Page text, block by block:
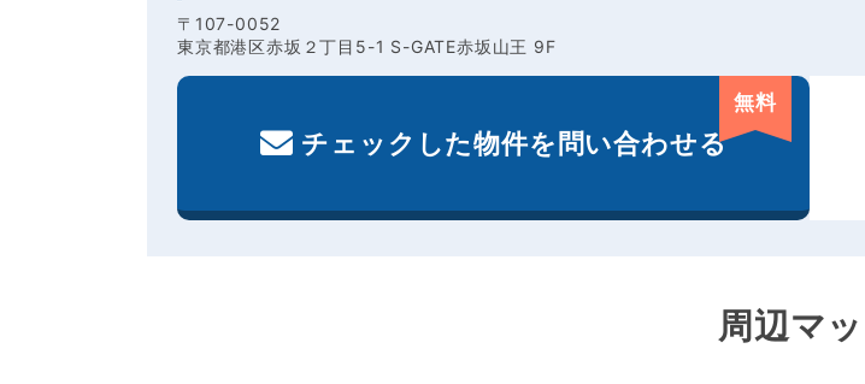
〒107-0052
東京都港区赤坂２丁目5-1 S-GATE赤坂山王 9F
チェックした物件を 問い合わせる
無料
周辺マ